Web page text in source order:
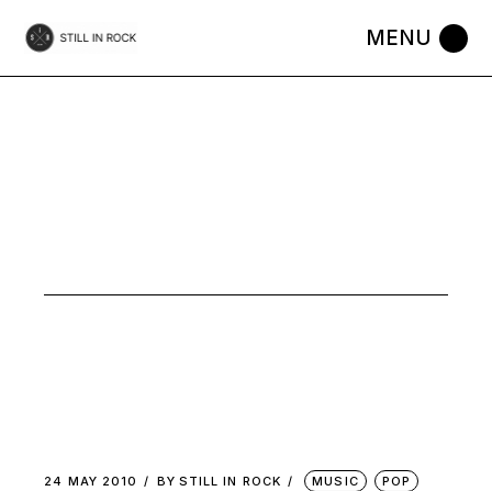
the
24 MAY 2010 BY STILL IN ROCK MUSIC POP